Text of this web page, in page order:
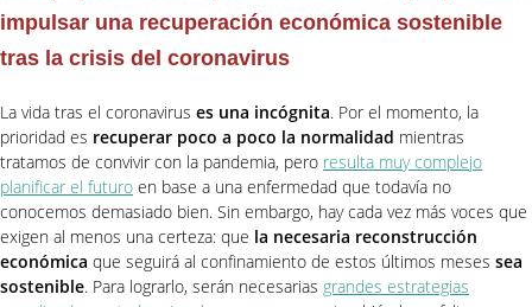
impulsar una recuperación económica sostenible
tras la crisis del coronavirus
La vida tras el coronavirus es una incógnita. Por el momento, la
prioridad es recuperar poco a poco la normalidad mientras
tratamos de convivir con la pandemia, pero resulta muy complejo
planificar el futuro en base a una enfermedad que todavía no
conocemos demasiado bien. Sin embargo, hay cada vez más voces que
exigen al menos una certeza: que la necesaria reconstrucción
económica que seguirá al confinamiento de estos últimos meses sea
sostenible. Para lograrlo, serán necesarias grandes estrategias